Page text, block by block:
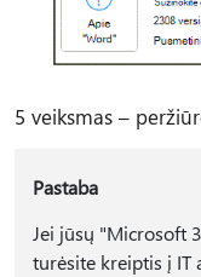
5 veiksmas –
Pastaba
Jei jūsų "Microsoft
turėsite kreiptis į IT